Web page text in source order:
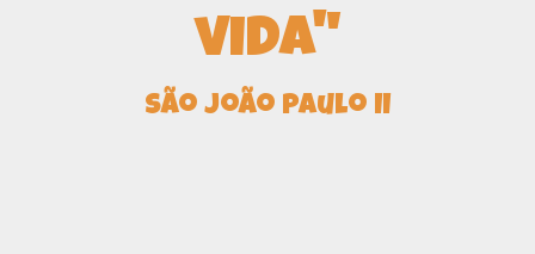
vida"
São João Paulo II